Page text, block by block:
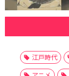
江戸時代